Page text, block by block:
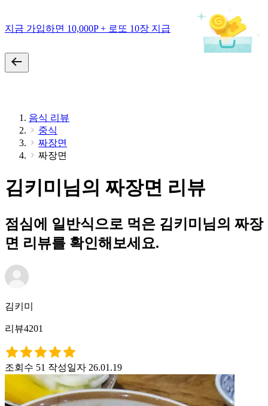
지금 가입하면 10,000P + 로또 10장 지급
음식 리뷰
중식
짜장면
짜장면
김키미님의 짜장면 리뷰
점심에 일반식으로 먹은 김키미님의 짜장
면 리뷰를 확인해보세요.
김키미
리뷰4201
조회수 51 작성일자 26.01.19